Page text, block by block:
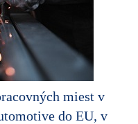
miest v
do EU, v